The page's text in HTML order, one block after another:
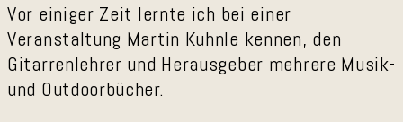
Vor einiger Zeit lernte ich bei einer
Veranstaltung Martin Kuhnle kennen, den
Gitarrenlehrer und Herausgeber mehrere Musik-
und Outdoorbücher.